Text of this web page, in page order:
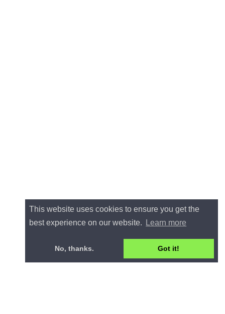
This website uses cookies to ensure you get the
best experience on our website.
Learn more
No, thanks. Got it!